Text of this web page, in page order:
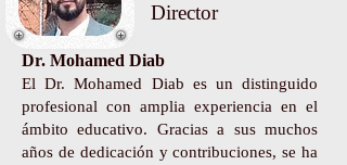
Director
Dr. Mohamed Diab
El Dr. Mohamed Diab es un distinguido
profesional con amplia experiencia en el
ámbito educativo. Gracias a sus muchos
años de dedicación y contribuciones, se ha